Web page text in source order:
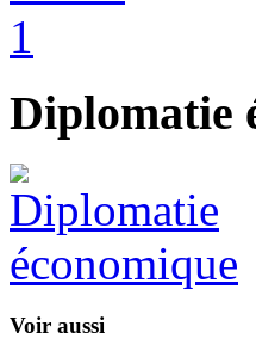
Diplomatie
Voir aussi